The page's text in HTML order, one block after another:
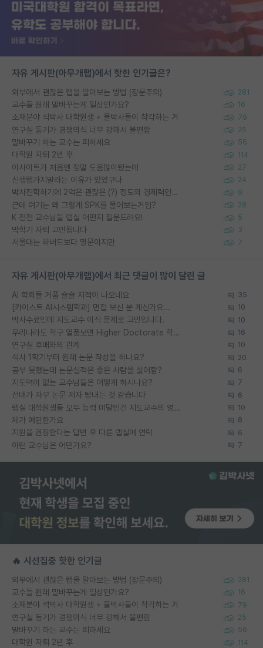
자유 게시판(아무개랩)에서 핫한 인기글은?
외부에서 괜찮은 랩을 알아보는 방법 (장문주의) 281
교수들 원래 말바꾸는게 일상인가요? 16
소재분야 석박사 대학원생 + 물박사들이 착각하는 거 79
연구실 동기가 경쟁의식 너무 강해서 불편함 25
말바꾸기 하는 교수는 피하세요 56
대학원 자퇴 2년 후 114
이사이트가 처음엔 정말 도움많이됐는데 27
신생랩가지말라는 이유가 있었구나 24
박사진학하기에 2억은 괜찮은 (?) 정도의 경제력인가요 9
근데 여기는 왜 그렇게 SPK를 물어보는거임? 28
K 전전 교수님들 랩실 어떤지 질문드려요! 5
막학기 자퇴 고민됩니다 3
서울대는 하버드보다 명문이지만 7
자유 게시판(아무개랩)에서 최근 댓글이 많이 달린 글
AI 학회들 거품 슬슬 지적이 나오네요 35
[카이스트 AI시스템학과] 면접 보신 분 계신가요... 10
박사수료인데 지도교수 이직 문제로 고민입니다. 10
우리나라도 학구 열풍보면 Higher Doctorate 학위가 필요하다고 봅니다. 16
연구실 후배와의 관계 10
석사 1학기부터 원래 논문 작성을 하나요? 20
공부 못했는데 논문실적은 좋은 사람을 싫어함? 6
지도력이 없는 교수님들은 어떻게 하시나요? 7
선배가 자꾸 논문 저자 탐내는 것 같습니다 6
랩실 대학원생들 모두 능력 미달인건 지도교수의 영향 아닌가? 10
제가 예민한가요 8
지원을 권장한다는 답변 후 다른 랩실에 연락 6
이런 교수님은 어떤가요? 7
🔥 시선집중 핫한 인기글
외부에서 괜찮은 랩을 알아보는 방법 (장문주의) 281
교수들 원래 말바꾸는게 일상인가요? 16
소재분야 석박사 대학원생 + 물박사들이 착각하는 거 79
연구실 동기가 경쟁의식 너무 강해서 불편함 25
말바꾸기 하는 교수는 피하세요 56
대학원 자퇴 2년 후 114